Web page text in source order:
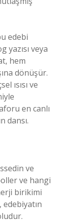
edebi
yazısı veya
hem
dönüşür.
ısısı ve
en canlı
dansı.
ve
ve hangi
birikimi